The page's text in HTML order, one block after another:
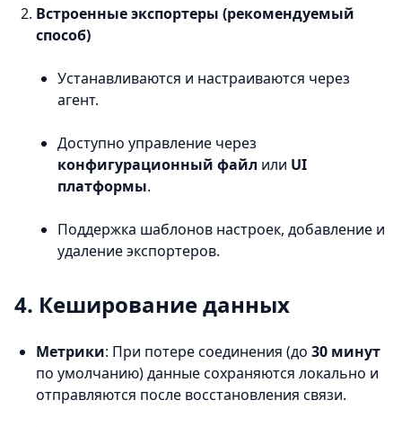
Встроенные экспортеры (рекомендуемый
способ)
Устанавливаются и настраиваются через
агент.
Доступно управление через
конфигурационный файл или UI
платформы.
Поддержка шаблонов настроек, добавление и
удаление экспортеров.
4. Кеширование данных
Метрики: При потере соединения (до 30 минут
по умолчанию) данные сохраняются локально и
отправляются после восстановления связи.